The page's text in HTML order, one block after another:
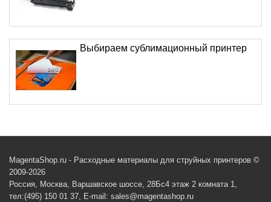
Выбираем сублимационный принтер
MagentaShop.ru - Расходные материалы для струйных принтеров ©
2009-2026
Россия, Москва, Варшавское шоссе, 28Бс4 этаж 2 комната 1,
тел:(495) 150 01 37, E-mail: sales@magentashop.ru